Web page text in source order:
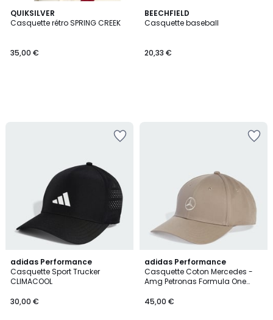
QUIKSILVER
Casquette rétro SPRING CREEK
35,00 €
BEECHFIELD
Casquette baseball
20,33 €
adidas Performance
Casquette Sport Trucker
CLIMACOOL
30,00 €
5
/
5
adidas Performance
Casquette Coton Mercedes -
Amg Petronas Formula One
Mercedes - Amg Petronas
45,00 €
5
/
5
3
Couleurs